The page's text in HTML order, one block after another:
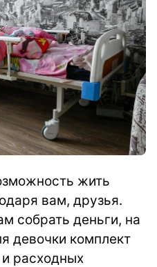
жить
вам, друзья.
собрать деньги, на
девочки комплект
расходных